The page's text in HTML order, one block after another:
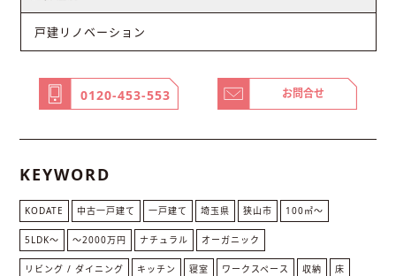
戸建リノベーション
0120-453-553 お問合せ
KEYWORD
KODATE 中古一戸建て 一戸建て 埼玉県 狭山市 100㎡〜
5LDK〜 〜2000万円 ナチュラル オーガニック
リビング / ダイニング キッチン 寝室 ワークスペース 収納 床